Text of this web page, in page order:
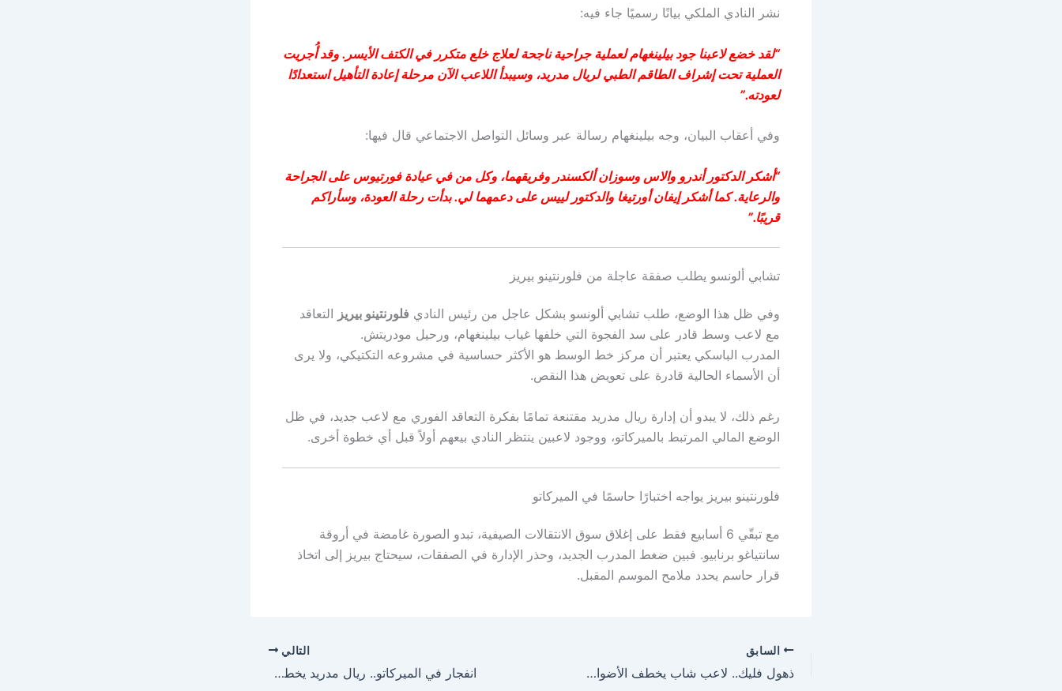
نشر النادي الملكي بيانًا رسميًا جاء فيه:
“لقد خضع لاعبنا جود بيلينغهام لعملية جراحية ناجحة لعلاج خلع متكرر في الكتف الأيسر. وقد أُجريت
العملية تحت إشراف الطاقم الطبي لريال مدريد، وسيبدأ اللاعب الآن مرحلة إعادة التأهيل استعدادًا
لعودته.”
وفي أعقاب البيان، وجه بيلينغهام رسالة عبر وسائل التواصل الاجتماعي قال فيها:
“أشكر الدكتور أندرو والاس وسوزان ألكسندر وفريقهما، وكل من في عيادة فورتيوس على الجراحة
والرعاية. كما أشكر إيفان أورتيغا والدكتور لييس على دعمهما لي. بدأت رحلة العودة، وسأراكم
قريبًا.”
تشابي ألونسو يطلب صفقة عاجلة من فلورنتينو بيريز
وفي ظل هذا الوضع، طلب تشابي ألونسو بشكل عاجل من رئيس النادي فلورنتينو بيريز التعاقد
مع لاعب وسط قادر على سد الفجوة التي خلفها غياب بيلينغهام، ورحيل مودريتش.
المدرب الباسكي يعتبر أن مركز خط الوسط هو الأكثر حساسية في مشروعه التكتيكي، ولا يرى
أن الأسماء الحالية قادرة على تعويض هذا النقص.
رغم ذلك، لا يبدو أن إدارة ريال مدريد مقتنعة تمامًا بفكرة التعاقد الفوري مع لاعب جديد، في ظل
الوضع المالي المرتبط بالميركاتو، ووجود لاعبين ينتظر النادي بيعهم أولاً قبل أي خطوة أخرى.
فلورنتينو بيريز يواجه اختبارًا حاسمًا في الميركاتو
مع تبقّي 6 أسابيع فقط على إغلاق سوق الانتقالات الصيفية، تبدو الصورة غامضة في أروقة
سانتياغو برنابيو. فبين ضغط المدرب الجديد، وحذر الإدارة في الصفقات، سيحتاج بيريز إلى اتخاذ
قرار حاسم يحدد ملامح الموسم المقبل.
السابق
ذهول فليك.. لاعب شاب يخطف الأضواء في تدريبات برشلونة!
التالي
انفجار في الميركاتو.. ريال مدريد يخطط لخطف نجم باير ليفركوزن